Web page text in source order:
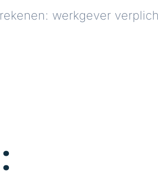
werkgever